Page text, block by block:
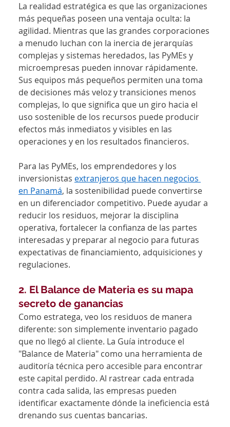
La realidad estratégica es que las organizaciones
más pequeñas poseen una ventaja oculta: la
agilidad. Mientras que las grandes corporaciones
a menudo luchan con la inercia de jerarquías
complejas y sistemas heredados, las PyMEs y
microempresas pueden innovar rápidamente.
Sus equipos más pequeños permiten una toma
de decisiones más veloz y transiciones menos
complejas, lo que significa que un giro hacia el
uso sostenible de los recursos puede producir
efectos más inmediatos y visibles en las
operaciones y en los resultados financieros.
Para las PyMEs, los emprendedores y los
inversionistas extranjeros que hacen negocios
en Panamá, la sostenibilidad puede convertirse
en un diferenciador competitivo. Puede ayudar a
reducir los residuos, mejorar la disciplina
operativa, fortalecer la confianza de las partes
interesadas y preparar al negocio para futuras
expectativas de financiamiento, adquisiciones y
regulaciones.
2. El Balance de Materia es su mapa
secreto de ganancias
Como estratega, veo los residuos de manera
diferente: son simplemente inventario pagado
que no llegó al cliente. La Guía introduce el
"Balance de Materia" como una herramienta de
auditoría técnica pero accesible para encontrar
este capital perdido. Al rastrear cada entrada
contra cada salida, las empresas pueden
identificar exactamente dónde la ineficiencia está
drenando sus cuentas bancarias.